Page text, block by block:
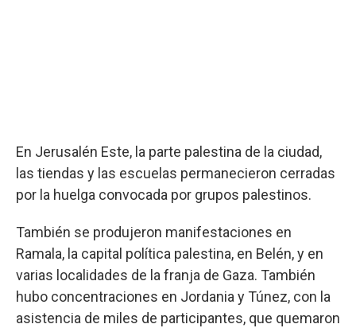
En Jerusalén Este, la parte palestina de la ciudad,
las tiendas y las escuelas permanecieron cerradas
por la huelga convocada por grupos palestinos.
También se produjeron manifestaciones en
Ramala, la capital política palestina, en Belén, y en
varias localidades de la franja de Gaza. También
hubo concentraciones en Jordania y Túnez, con la
asistencia de miles de participantes, que quemaron